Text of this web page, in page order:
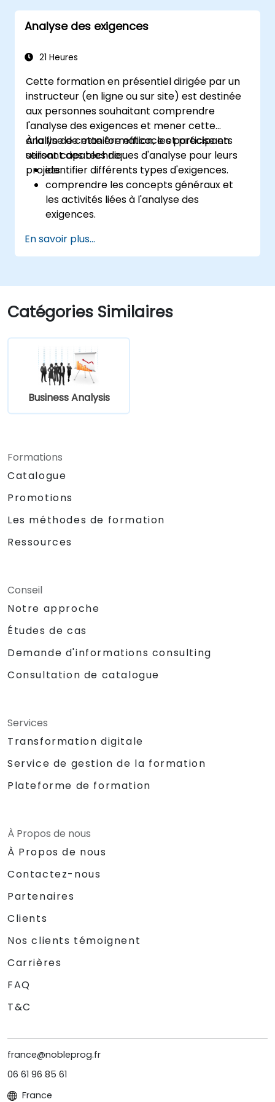
l'examen de certification IREB CPRE –
Niveau Fondamental.
Analyse des exigences
21 Heures
Cette formation en présentiel dirigée par un
instructeur (en ligne ou sur site) est destinée
aux personnes souhaitant comprendre
l'analyse des exigences et mener cette
analyse de manière efficace et précise en
utilisant des techniques d'analyse pour leurs
projets.
À la fin de cette formation, les participants
seront capables de :
identifier différents types d'exigences.
comprendre les concepts généraux et
les activités liées à l'analyse des
exigences.
exigences.
utiliser différentes techniques d'analyse
structurer les exigences afin de
communiquer efficacement avec les
architectes et les développeurs par le
des exigences.
En savoir plus...
Catégories Similaires
Business Analysis
Formations
Catalogue
Promotions
Les méthodes de formation
Ressources
Conseil
Notre approche
Études de cas
Demande d'informations consulting
Consultation de catalogue
Services
Transformation digitale
Service de gestion de la formation
Plateforme de formation
À Propos de nous
À Propos de nous
Contactez-nous
Partenaires
Clients
Nos clients témoignent
Carrières
FAQ
T&C
france@nobleprog.fr
06 61 96 85 61
France